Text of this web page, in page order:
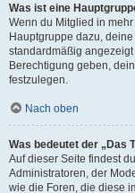
Was ist eine
Wenn du Mitglied in
Hauptgruppe dazu,
standardmäßig
Berechtigung geben,
festzulegen.
Nach oben
Was bedeutet der „Das
Auf dieser Seite findest
Administratoren, der
wie die Foren, die diese